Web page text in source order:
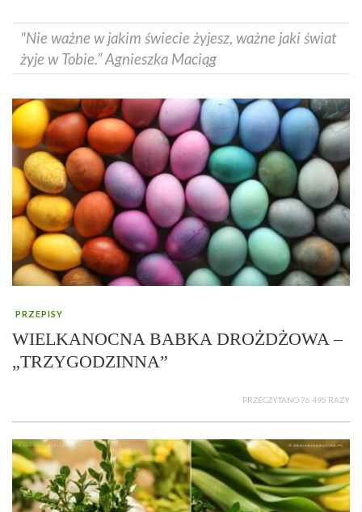
"Nie ważne w jakim świecie żyjesz, ważne jaki świat
żyje w Tobie.” Agnieszka Maciąg
PRZEPISY
WIELKANOCNA BABKA DROŻDŻOWA –
„TRZYGODZINNA”
PRZECZYTANO 76 495 RAZY